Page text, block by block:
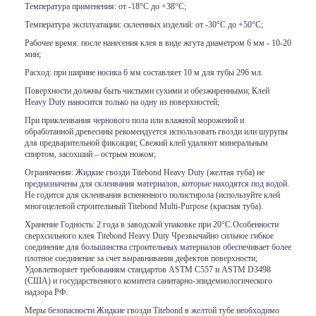
Температура применения: от -18°C до +38°C;
Температура эксплуатации: склеенных изделий: от -30°C до +50°C;
Рабочее время: после нанесения клея в виде жгута диаметром 6 мм - 10-20
мин;
Расход: при ширине носика 6 мм составляет 10 м для тубы 296 мл.
Поверхности должны быть чистыми сухими и обезжиренными; Клей
Heavy Duty наносится только на одну из поверхностей;
При приклеивания чернового пола или влажной мороженой и
обработанной древесины рекомендуется использовать гвозди или шурупы
для предварительной фиксации; Свежий клей удаляют минеральным
спиртом, засохший – острым ножом;
Ограничения: Жидкие гвозди Titebond Heavy Duty (желтая туба) не
предназначены для склеивания материалов, которые находятся под водой.
Не годится для склеивания вспененного полистирола (используйте клей
многоцелевой строительный Titebond Multi-Purpose (красная туба).
Хранение Годность: 2 года в заводской упаковке при 20°C.Особенности
сверхсильного клея Titebond Heavy Duty Чрезвычайно сильное гибкое
соединение для большинства строительных материалов обеспечивает более
плотное соединение за счет выравнивания дефектов поверхности;
Удовлетворяет требованиям стандартов ASTM C557 и ASTM D3498
(США) и государственного комитета санитарно-эпидемиологического
надзора РФ.
Меры безопасности Жидкие гвозди Titebond в желтой тубе необходимо